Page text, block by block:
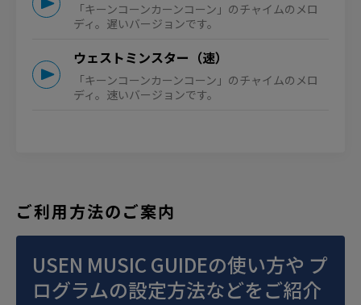
「キーンコーンカーンコーン」のチャイムのメロ
ディ。遅いバージョンです。
ウェストミンスター（速）
「キーンコーンカーンコーン」のチャイムのメロ
ディ。速いバージョンです。
ご利用方法のご案内
USEN MUSIC GUIDEの使い方や プ
ログラムの設定方法などをご紹介